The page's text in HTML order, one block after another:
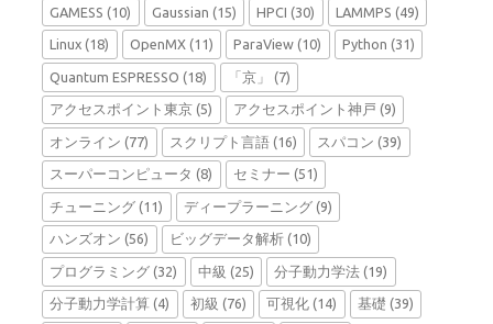
GAMESS (10) Gaussian (15) HPCI (30) LAMMPS (49)
Linux (18) OpenMX(11) ParaView (10) Python (31)
Quantum ESPRESSO (18) 「京」 (7)
アクセスポイント東京 (5) アクセスポイント神戸 (9)
オンライン (77) スクリプト言語(16) スパコン (39)
スーパーコンピュータ (8) セミナー (51)
チューニング (11) ディープラーニング(9)
ハンズオン (56) ビッグデータ解析(10)
プログラミング (32) 中級 (25) 分子動力学法 (19)
分子動力学計算 (4) 初級 (76) 可視化 (14) 基礎 (39)